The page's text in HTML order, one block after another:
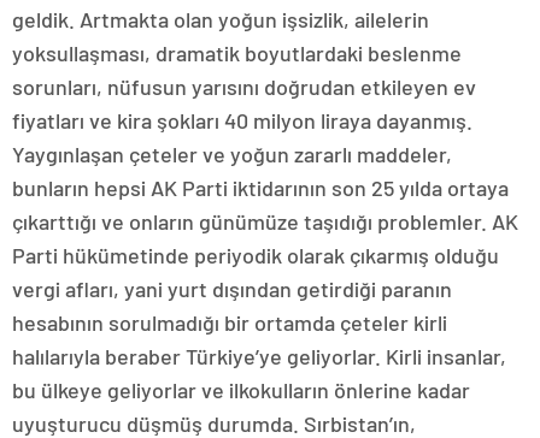
geldik. Artmakta olan yoğun işsizlik, ailelerin
yoksullaşması, dramatik boyutlardaki beslenme
sorunları, nüfusun yarısını doğrudan etkileyen ev
fiyatları ve kira şokları 40 milyon liraya dayanmış.
Yaygınlaşan çeteler ve yoğun zararlı maddeler,
bunların hepsi AK Parti iktidarının son 25 yılda ortaya
çıkarttığı ve onların günümüze taşıdığı problemler. AK
Parti hükümetinde periyodik olarak çıkarmış olduğu
vergi afları, yani yurt dışından getirdiği paranın
hesabının sorulmadığı bir ortamda çeteler kirli
halılarıyla beraber Türkiye’ye geliyorlar. Kirli insanlar,
bu ülkeye geliyorlar ve ilkokulların önlerine kadar
uyuşturucu düşmüş durumda. Sırbistan’ın,